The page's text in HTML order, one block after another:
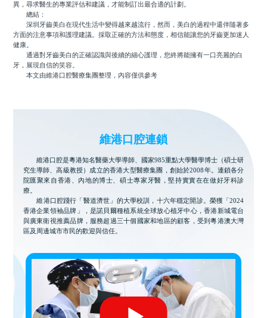
異，尋求醫生的專業評估和建議，才能制訂出最合適的計劃。
總結：
深圳牙齒美白在現代生活中變得越來越流行，然而，美白的過程中還伴隨著多
方面的注意事項和護理建議。採取正確的方法和態度，相信能讓您的牙齒更加迷人
健康。
通過對牙齒美白的正確認識與後續的細心護理，您終將能擁有一口亮麗的白
牙，展現自信的笑容。
本文由維港口腔醫療集團整理，內容僅供參考
維港口腔連鎖
維港口腔是粵港知名醫藥大學導師、國家985重點大學醫學博士（碩士研
究生導師、高級教授）成立的香港大型醫療集團，創始於2008年。連鎖各分
院匯聚來自香港、內地的博士、碩士專家牙醫，堅持實實在在做好牙科診
療。
維港口腔踐行「醫道濟世」的大學校訓，十六年穩定開診。榮獲「2024
香港企業領袖品牌」，是諾貝爾種植系統全球放心植牙中心，香港新城電台
與廣東衛視推薦品牌，服務超過三十個國家和地區的顧客，受到粵港澳大灣
區及周邊城市市民的歡迎與信任。